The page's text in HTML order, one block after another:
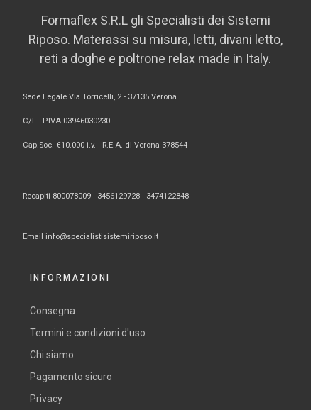
Formaflex S.R.L gli Specialisti dei Sistemi
Riposo. Materassi su misura, letti, divani letto,
reti a doghe e poltrone relax made in Italy.
Sede Legale Via Torricelli, 2 - 37135 Verona
C/F - P.IVA 03946030230
Cap.Soc. €10.000 i.v. - R.E.A. di Verona 378544
Recapiti 800078009 - 3456129728 - 3474122848
Email info@specialistisistemiriposo.it
INFORMAZIONI
Consegna
Termini e condizioni d'uso
Chi siamo
Pagamento sicuro
Privacy